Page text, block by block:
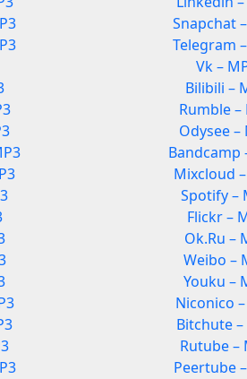
Snapchat
Telegram
Vk –
Bilibili –
Rumble –
Odysee –
Bandcamp
Mixcloud
Spotify –
Flickr –
Ok.Ru –
Weibo –
Youku –
Niconico
Bitchute –
Rutube –
Peertube